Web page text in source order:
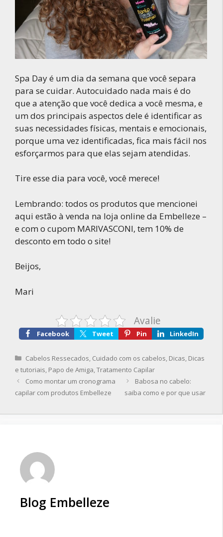
Spa Day é um dia da semana que você separa
para se cuidar. Autocuidado nada mais é do
que a atenção que você dedica a você mesma, e
um dos principais aspectos dele é identificar as
suas necessidades físicas, mentais e emocionais,
porque uma vez identificadas, fica mais fácil nos
esforçarmos para que elas sejam atendidas.
Tire esse dia para você, você merece!
Lembrando: todos os produtos que mencionei
aqui estão à venda na loja online da Embelleze –
e com o cupom MARIVASCONI, tem 10% de
desconto em todo o site!
Beijos,
Mari
Avalie
Facebook Tweet Pin LinkedIn
Categorias
Cabelos Ressecados, Cuidado com os cabelos, Dicas, Dicas
e tutoriais, Papo de Amiga,Tratamento Capilar
Como montar um cronograma
capilar com produtos Embelleze
Babosa no cabelo:
saiba como e por que usar
Blog Embelleze